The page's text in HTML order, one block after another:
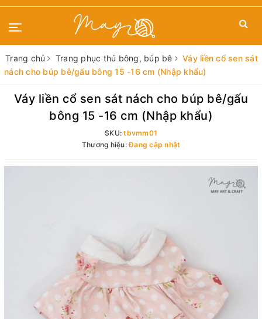
Trang chủ Trang phục thú bông, búp bê
Váy liền cổ sen sát
nách cho búp bê/gấu bông 15 -16 cm (Nhập khẩu)
Váy liền cổ sen sát nách cho búp bê/gấu
bông 15 -16 cm (Nhập khẩu)
SKU:tbvmm01
Thương hiệu:Đang cập nhật